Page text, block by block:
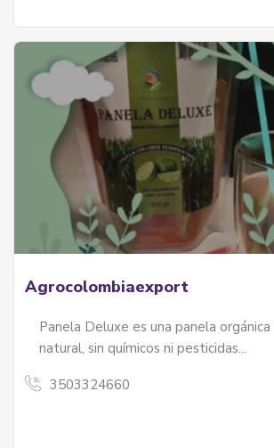
Agrocolombiaexport
Panela Deluxe es una panela
natural, sin químicos ni pesticidas...
3503324660